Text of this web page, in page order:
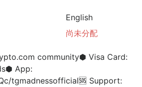
English
尚未分配
community⬢ Visa Card:
App:
tgmadnessofficial🆘 Support: